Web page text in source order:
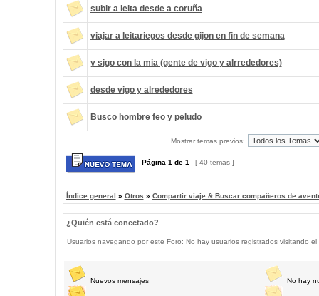
subir a leita desde a coruña
viajar a leitariegos desde gijon en fin de semana
y sigo con la mia (gente de vigo y alrrededores)
desde vigo y alrededores
Busco hombre feo y peludo
Mostrar temas previos:
Página 1 de 1 [ 40 temas ]
Índice general » Otros » Compartir viaje & Buscar compañeros de
¿Quién está conectado?
Usuarios navegando por este Foro: No hay usuarios registrados visitando
Nuevos mensajes No hay